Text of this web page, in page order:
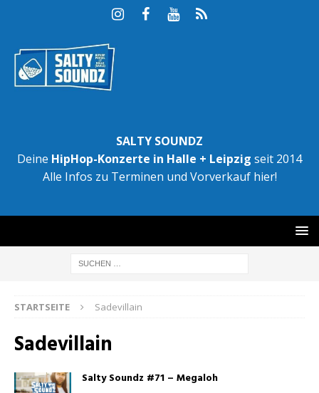
SALTY SOUNDZ
Deine HipHop-Konzerte in Halle + Leipzig seit 2014
Alle Infos zu Terminen und Vorverkauf hier!
STARTSEITE Sadevillain
Sadevillain
Salty Soundz #71 – Megaloh